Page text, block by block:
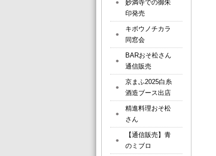
妙満寺での御朱
印発売
キボウノチカラ
同窓会
BARおそ松さん
通信販売
京まふ2025白糸
酒造ブース出店
精進料理おそ松
さん
【通信販売】青
のミブロ